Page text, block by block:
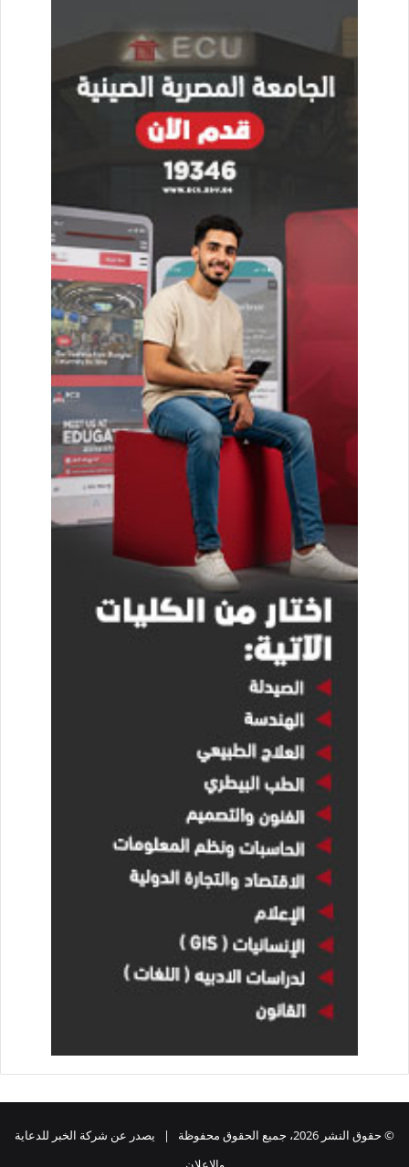
© حقوق النشر 2026، جميع الحقوق محفوظة | يصدر عن شركة الخبر للدعاية